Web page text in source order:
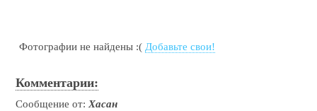
Фотографии не найдены :( Добавьте свои!
Комментарии:
Сообщение от:Хасан